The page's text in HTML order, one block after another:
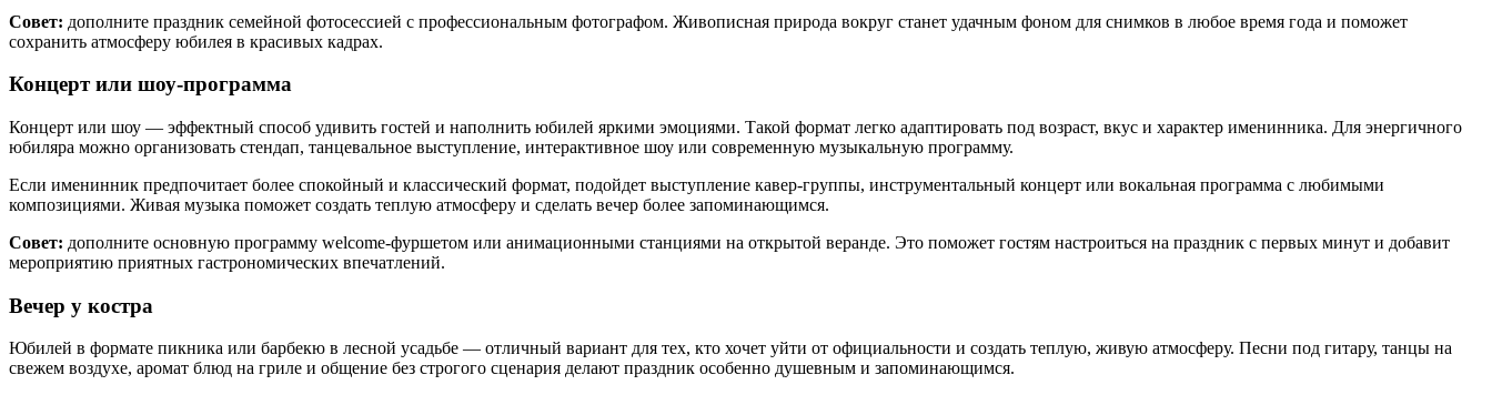
Корпоративы
Смотреть все
Всё про свадьбы
Банкетные залы
Церемонии
Оформление и флористика
Ведущие и программы
Свадебный торт
Инфраструктура
Совет: дополните праздник семейной фотосессией с профессиональным фотографом. Живописная природа вокруг станет удачным фоном для снимков в любое время года и поможет
сохранить атмосферу юбилея в красивых кадрах.
Концерт или шоу-программа
Концерт или шоу — эффектный способ удивить гостей и наполнить юбилей яркими эмоциями. Такой формат легко адаптировать под возраст, вкус и характер именинника. Для энергичного
юбиляра можно организовать стендап, танцевальное выступление, интерактивное шоу или современную музыкальную программу.
Если именинник предпочитает более спокойный и классический формат, подойдет выступление кавер-группы, инструментальный концерт или вокальная программа с любимыми
композициями. Живая музыка поможет создать теплую атмосферу и сделать вечер более запоминающимся.
Совет: дополните основную программу welcome-фуршетом или анимационными станциями на открытой веранде. Это поможет гостям настроиться на праздник с первых минут и добавит
мероприятию приятных гастрономических впечатлений.
Вечер у костра
Юбилей в формате пикника или барбекю в лесной усадьбе — отличный вариант для тех, кто хочет уйти от официальности и создать теплую, живую атмосферу. Песни под гитару, танцы на
свежем воздухе, аромат блюд на гриле и общение без строгого сценария делают праздник особенно душевным и запоминающимся.